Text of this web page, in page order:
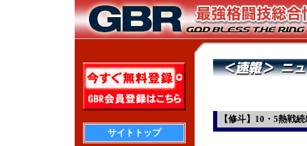
サイトトップ
【修斗】10・5熱戦